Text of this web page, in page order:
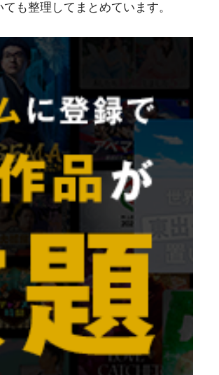
も整理してまとめています。